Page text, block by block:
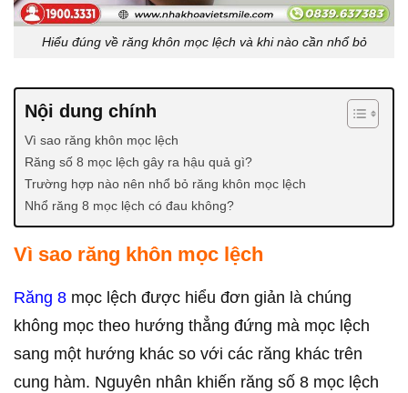
Hiểu đúng về răng khôn mọc lệch và khi nào cần nhổ bỏ
Nội dung chính
Vì sao răng khôn mọc lệch
Răng số 8 mọc lệch gây ra hậu quả gì?
Trường hợp nào nên nhổ bỏ răng khôn mọc lệch
Nhổ răng 8 mọc lệch có đau không?
Vì sao răng khôn mọc lệch
Răng 8 mọc lệch được hiểu đơn giản là chúng
không mọc theo hướng thẳng đứng mà mọc lệch
sang một hướng khác so với các răng khác trên
cung hàm. Nguyên nhân khiến răng số 8 mọc lệch